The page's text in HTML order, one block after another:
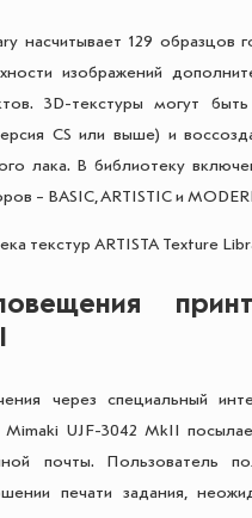
насчитывает 129 образцов
изображений
3D-текстуры могут
CS или выше) и
лака. В библиотеку
– BASIC, ARTISTIC и
через специальный
UJF-3042 MkII
почты. Пользователь
печати задания,